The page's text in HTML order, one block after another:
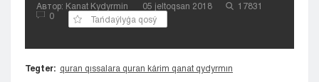
Автор: Kanat Kydyrmin 05 jeltoqsan 2018
17831
0
Tańdaýlyǵa qosý
Tegter: quran qıssalara quran kárim qanat qydyrmın